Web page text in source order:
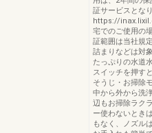
証サービスとな
https://
宅でのご使用の
証範囲は当社規
詰まりなどは対
たっぷりの水道
スイッチを押す
そうじ・お掃除
中から外から洗
辺もお掃除ラク
ー使わないとき
もなく、ノズル